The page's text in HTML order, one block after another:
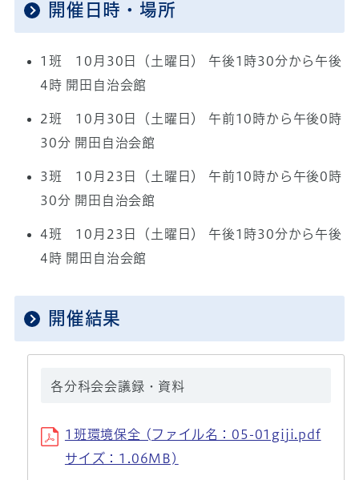
開催日時・場所
1班 10月30日（土曜日） 午後1時30分から午後
4時 開田自治会館
2班 10月30日（土曜日） 午前10時から午後0時
30分 開田自治会館
3班 10月23日（土曜日） 午前10時から午後0時
30分 開田自治会館
4班 10月23日（土曜日） 午後1時30分から午後
4時 開田自治会館
開催結果
各分科会会議録・資料
1班環境保全 (ファイル名：05-01giji.pdf
サイズ：1.06MB)